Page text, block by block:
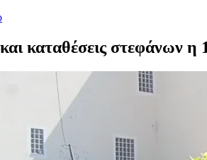
καταθέσεις στεφάνων η